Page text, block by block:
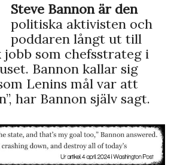
Steve Bannon är den
politiska aktivisten och
poddaren långt ut till
som chefsstrateg i
Bannon kallar sig
Lenins mål var att
har Bannon själv sagt.